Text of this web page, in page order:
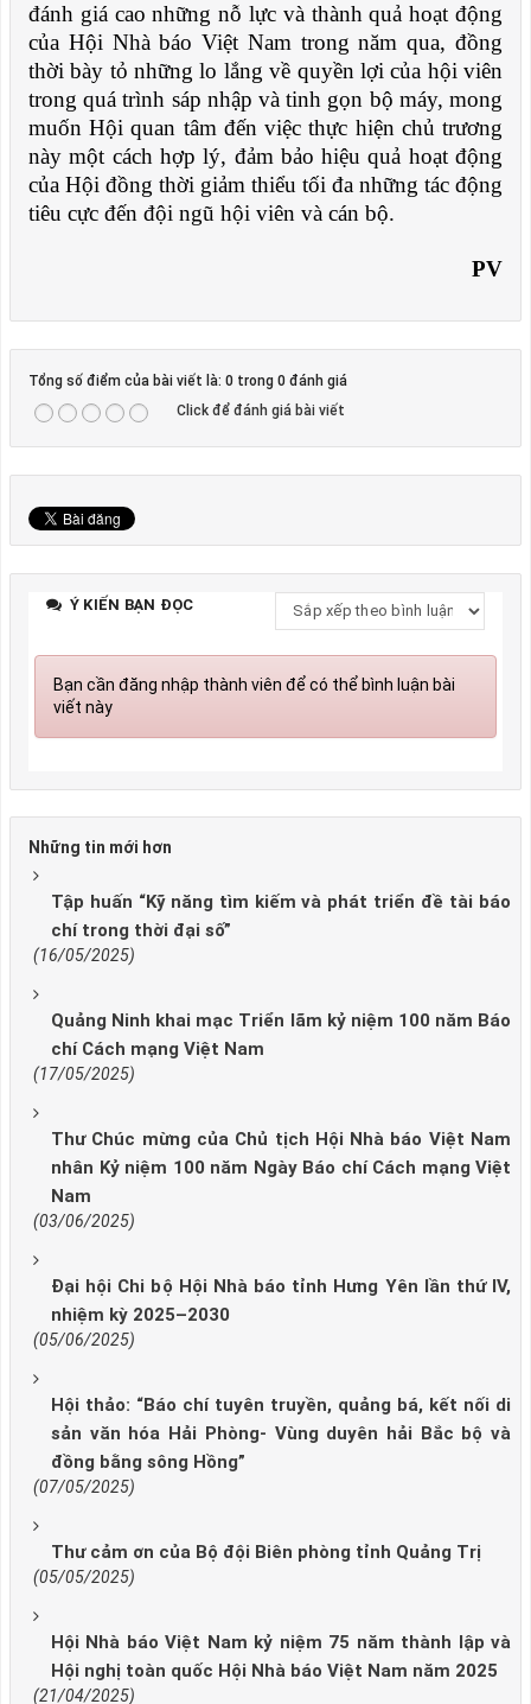
đánh giá cao những nỗ lực và thành quả hoạt động
của Hội Nhà báo Việt Nam trong năm qua, đồng
thời bày tỏ những lo lắng về quyền lợi của hội viên
trong quá trình sáp nhập và tinh gọn bộ máy, mong
muốn Hội quan tâm đến việc thực hiện chủ trương
này một cách hợp lý, đảm bảo hiệu quả hoạt động
của Hội đồng thời giảm thiểu tối đa những tác động
tiêu cực đến đội ngũ hội viên và cán bộ.
PV
Tổng số điểm của bài viết là: 0 trong 0 đánh giá
Click để đánh giá bài viết
Ý KIẾN BẠN ĐỌC
Bạn cần đăng nhập thành viên để có thể bình luận bài
viết này
Những tin mới hơn
Tập huấn “Kỹ năng tìm kiếm và phát triển đề tài báo
chí trong thời đại số”
(16/05/2025)
Quảng Ninh khai mạc Triển lãm kỷ niệm 100 năm Báo
chí Cách mạng Việt Nam
(17/05/2025)
Thư Chúc mừng của Chủ tịch Hội Nhà báo Việt Nam
nhân Kỷ niệm 100 năm Ngày Báo chí Cách mạng Việt
Nam
(03/06/2025)
Đại hội Chi bộ Hội Nhà báo tỉnh Hưng Yên lần thứ IV,
nhiệm kỳ 2025–2030
(05/06/2025)
Hội thảo: “Báo chí tuyên truyền, quảng bá, kết nối di
sản văn hóa Hải Phòng- Vùng duyên hải Bắc bộ và
đồng bằng sông Hồng”
(07/05/2025)
Thư cảm ơn của Bộ đội Biên phòng tỉnh Quảng Trị
(05/05/2025)
Hội Nhà báo Việt Nam kỷ niệm 75 năm thành lập và
Hội nghị toàn quốc Hội Nhà báo Việt Nam năm 2025
(21/04/2025)